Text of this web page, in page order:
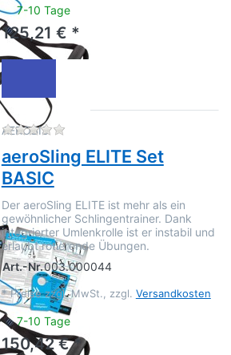
7-10 Tage
125,21 € *
AEROBIS Zu diesem Produkt liegen
aeroSling ELITE Set
BASIC
Der aeroSling ELITE ist mehr als ein
gewöhnlicher Schlingentrainer. Dank
integrierter Umlenkrolle ist er instabil und
erlaubt rotierende Übungen.
Art.-Nr.003.000044
* Preise zzgl. MwSt., zzgl. Versandkosten
7-10 Tage
150,42 € *